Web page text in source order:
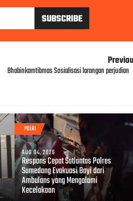
Bhabinkamtibmas Sosialisasi larangan perjudian
POLRI
AUG 04, 2026
Respons Cepat Satlantas Polres
Sumedang Evakuasi Bayi dari
Ambulans yang Mengalami
Kecelakaan